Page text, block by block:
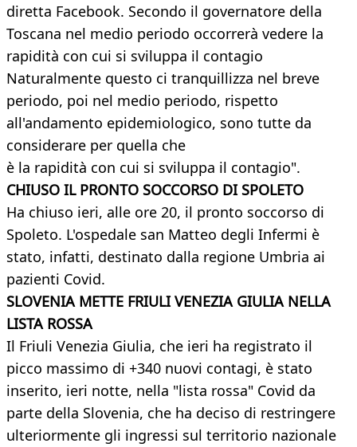
diretta Facebook. Secondo il governatore della
Toscana nel medio periodo occorrerà vedere la
rapidità con cui si sviluppa il contagio
Naturalmente questo ci tranquillizza nel breve
periodo, poi nel medio periodo, rispetto
all'andamento epidemiologico, sono tutte da
considerare per quella che
è la rapidità con cui si sviluppa il contagio".
CHIUSO IL PRONTO SOCCORSO DI SPOLETO
Ha chiuso ieri, alle ore 20, il pronto soccorso di
Spoleto. L'ospedale san Matteo degli Infermi è
stato, infatti, destinato dalla regione Umbria ai
pazienti Covid.
SLOVENIA METTE FRIULI VENEZIA GIULIA NELLA
LISTA ROSSA
Il Friuli Venezia Giulia, che ieri ha registrato il
picco massimo di +340 nuovi contagi, è stato
inserito, ieri notte, nella "lista rossa" Covid da
parte della Slovenia, che ha deciso di restringere
ulteriormente gli ingressi sul territorio nazionale